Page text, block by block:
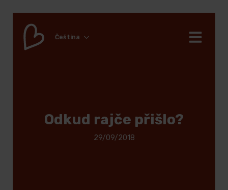
Čeština
Odkud rajče přišlo?
29/09/2018